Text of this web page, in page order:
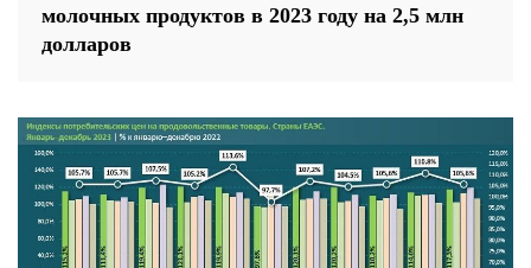
молочных продуктов в 2023 году на 2,5 млн
долларов